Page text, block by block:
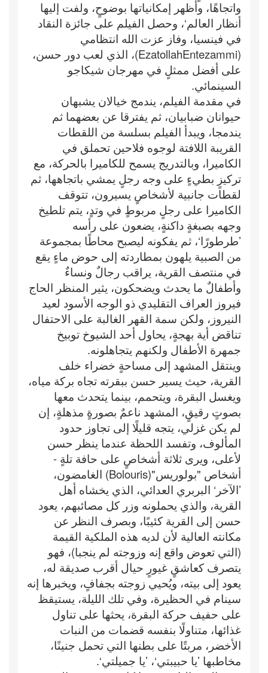
واتجاهًا، وأظهر إمكانياتها بوضوحٍ، ولفت إليها
أنظار العالم‘، وحصل الفيلم على جائزة النقاد
في فينسيا، وفاز عزت الله انتظامي
(EzatollahEntezammi)، الذي لعب دور حسن،
على أفضل ممثلٍ في مهرجان شيكاجو
السينمائي.
في مقدمة الفيلم، يندمج خيالان يشبهان
حيوانان ضبابيان، ثم يفترقا عن بعضهما ثم
يندمجا، ويبدأ الفيلم بسلسة من اللقطات
القريبة اللافتة لوجوه فلاحين تحملق في
الكاميرا، وبالتدريج يسمح للكاميرا بالحركة، مع
تركيزٍ بطيءٍ على وجه رجلٍ يمشي باتجاهها، ثم
لقطات جانبية لأشخاصٍ يسيرون، تتوقف
الكاميرا على رجلٍ مربوطٍ في وتدٍ، يتم تلطيخ
وجهه بصبغةٍ داكنةٍ، يضعون على رأسه
’طرطورًا‘، ثم يفكونه ليصبح محاطًا بمجموعة
من الصبية يلهون بمطاردته إلى حوض ماءٍ يقع
في منتصف القرية، يراقب رجالٌ ونساءٌ
وأطفالٌ ما يحدث ويضحكون، يثير المنظر الحاج
فيروز العراف التقليدي ذو الوجه الأسود لعيد
النيروز، ولكن سمة القهر الغالبة على الاحتفال
تناقض أية بهجةٍ، يحاول أحد الشيوخ توبيخ
جمهرة الأطفال ولكنهم يتجاهلونه.
وينتقل المشهد إلى مساحةٍ خضراء خلف
القرية، حيث يسير حسن ببقرته تجاه بركة مياه،
ويغسل البقرة، ويتحمم، بينما يتحدث معها
بصوتٍ رقيقٍ، المشهد ناعمٌ بصورةٍ مذهلةٍ، إن
لم يكن غزلي، يتجه قليلًا إلى تجاوز حدود
المألوف، وتفسد اللحظة عندما ينظر حسن
لأعلى، ويرى ثلاثة أشخاصٍ على حافة تلةٍ -
أشخاص "بولوريس"(Bolouris) الغامضون،
’الآخر‘ البربري العدائي، الذي يخشاه أهل
القرية، والذي يحملونه وزر كل مصائبهم، يعود
حسن إلى القرية كئيبًا، وبصرف النظر عن
مكانته العالية لأن لديه هذه الملكية القيمة
(التي تعوض واقع إنه وزوجته لم ينجبا)، فهو
يتصرف كعاشقٍ غيورٍ حيال أقرب صديقة له،
يعود إلى بيته، ويُحيي زوجته بجفافٍ، ويخبرها إنه
سينام في الحظيرة، وفي تلك الليلة، يستيقظ
على حفيف حركة البقرة، يحثها على تناول
غذائها، متناولًا بنفسه قضمات من النبات
الأخضر، مربتًا على بطنها التي تحمل جنينًا،
مخاطبها ’يا حبيبتي‘، ’يا جميلتي‘.